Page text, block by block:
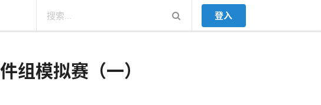
登入
组模拟赛（一）